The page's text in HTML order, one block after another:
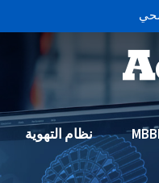
نظام التهوية